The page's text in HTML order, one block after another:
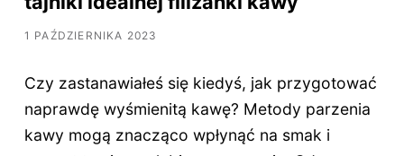
1 PAŹDZIERNIKA 2023
Czy zastanawiałeś się kiedyś, jak przygotować
naprawdę wyśmienitą kawę? Metody parzenia
kawy mogą znacząco wpłynąć na smak i